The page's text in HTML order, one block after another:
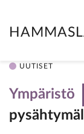
UUTISET
Ympäristö